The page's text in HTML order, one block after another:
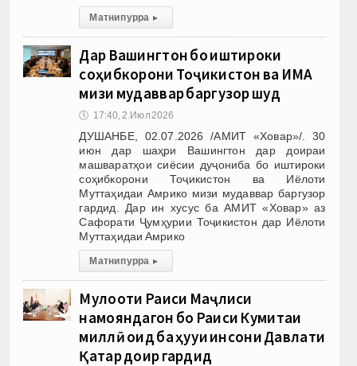
Матни пурра ▸
Дар Вашингтон бо иштироки
соҳибкорони Тоҷикистон ва ИМА
мизи мудаввар баргузор шуд
🕔 17:40, 2.Июл 2026
ДУШАНБЕ, 02.07.2026 /АМИТ «Ховар»/. 30
июн дар шаҳри Вашингтон дар доираи
машваратҳои сиёсии дуҷониба бо иштироки
соҳибкорони Тоҷикистон ва Иёлоти
Муттаҳидаи Амрико мизи мудаввар баргузор
гардид. Дар ин хусус ба АМИТ «Ховар» аз
Сафорати Ҷумҳурии Тоҷикистон дар Иёлоти
Муттаҳидаи Амрико
Матни пурра ▸
Мулоқоти Раиси Маҷлиси
намояндагон бо Раиси Кумитаи
миллӣ оид ба ҳуқуқи инсони Давлати
Қатар доир гардид